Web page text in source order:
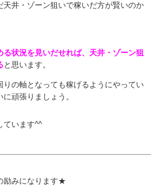
天井・ゾーン狙いで稼いだ方が賢いのか
る状況を見いだせれば、天井・ゾーン狙
と思います。
りの軸となっても稼げるようにやってい
頑張りましょう。
ています^^
励みになります★